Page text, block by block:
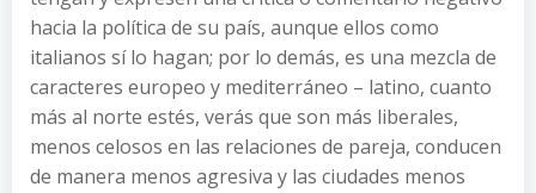
hacia la política de su país, aunque ellos como
italianos sí lo hagan; por lo demás, es una mezcla de
caracteres europeo y mediterráneo – latino, cuanto
más al norte estés, verás que son más liberales,
menos celosos en las relaciones de pareja, conducen
de manera menos agresiva y las ciudades menos